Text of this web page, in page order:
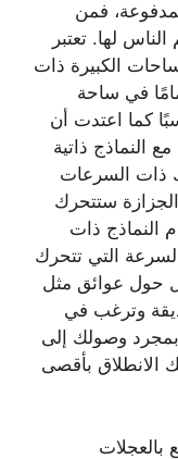
فمن
لها. تعتبر
الكبيرة ذات
في ساحة
كما اعتدت أن
النماذج ذاتية
ذات السرعات
ستتحرك
النماذج ذات
التي تتحرك
حول عوائق مثل
وترغب في
بمجرد وصولك إلى
الانطلاق بأقصى
بالعجلات